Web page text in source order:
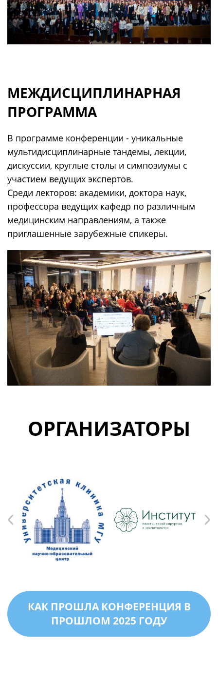
МЕЖДИСЦИПЛИНАРНАЯ
ПРОГРАММА
В программе конференции - уникальные
мультидисциплинарные тандемы, лекции,
дискуссии, круглые столы и симпозиумы с
участием ведущих экспертов.
Среди лекторов: академики, доктора наук,
профессора ведущих кафедр по различным
медицинским направлениям, а также
приглашенные зарубежные спикеры.
ОРГАНИЗАТОРЫ
КАК ПРОШЛА КОНФЕРЕНЦИЯ В
ПРОШЛОМ 2025 ГОДУ